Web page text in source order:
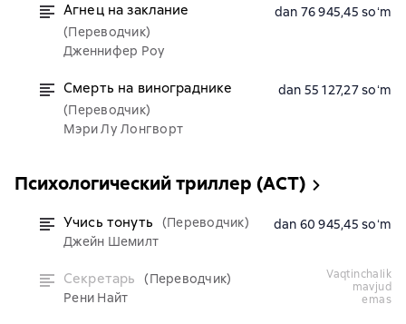
Агнец на заклание
(Переводчик)
Дженнифер Роу
dan 76 945,45 soʻm
Смерть на винограднике
(Переводчик)
Мэри Лу Лонгворт
dan 55 127,27 soʻm
Психологический триллер (АСТ)
Учись тонуть
(Переводчик)
Джейн Шемилт
dan 60 945,45 soʻm
Секретарь
(Переводчик)
Рени Найт
vaqtinchalik
mavjud
emas